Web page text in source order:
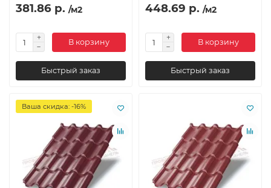
381.86 р. /м2
В корзину
Быстрый заказ
448.69 р. /м2
В корзину
Быстрый заказ
Ваша скидка: -16%